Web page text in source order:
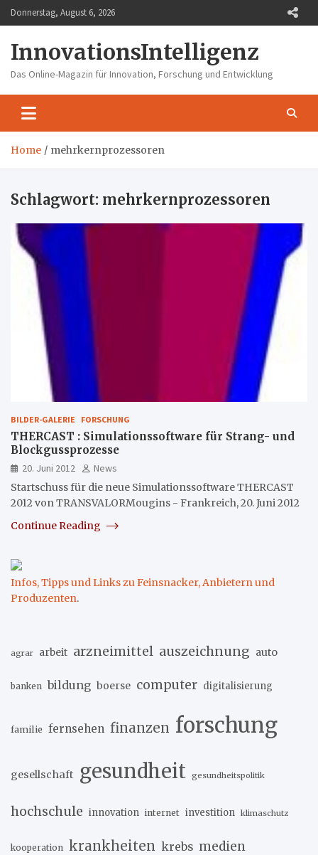
Skip
to
Donnerstag, August 6, 2026
InnovationsIntelligenz
Das Online-Magazin für Innovation, Forschung und Entwicklung
Home mehrkernprozessoren
Schlagwort: mehrkernprozessoren
BILDER-GALERIE FORSCHUNG
THERCAST : Simulationssoftware für Strang- und
Blockgussprozesse
20. Juni 2012
News
Startschuss für die neue Simulationssoftware THERCAST
2012 von TRANSVALORMougins - Frankreich, 20. Juni 2012
Continue Reading
Infos, Tipps und Links zu Feinsnacker, Anbietern und
Produzenten.
agrar arbeit arzneimittel auszeichnung auto
banken bildung boerse computer digitalisierung
familie fernsehen finanzen forschung
gesellschaft gesundheit gesundheitspolitik
hochschule innovation internet investition klimaschutz
kooperation krankheiten krebs medien